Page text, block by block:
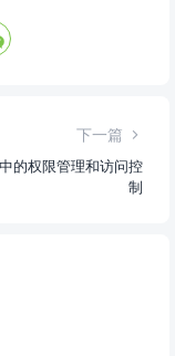
下一篇
的权限管理和访问控
制